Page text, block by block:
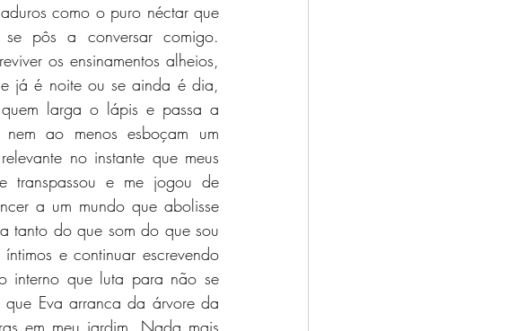
como o puro néctar que
pôs a conversar comigo.
os ensinamentos alheios,
já é noite ou se ainda é dia,
larga o lápis e passa a
ao menos esboçam um
no instante que meus
transpassou e me jogou de
a um mundo que abolisse
tanto do que som do que sou
e continuar escrevendo
interno que luta para não se
Eva arranca da árvore da
em meu jardim. Nada mais